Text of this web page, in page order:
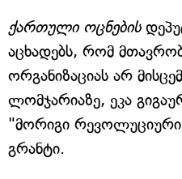
ქართული ოცნების
აცხადებს, რომ
ორგანიზაციას არ
ლომჯარიაზე, ეკა
"მორიგი რევოლუციური
გრანტი.